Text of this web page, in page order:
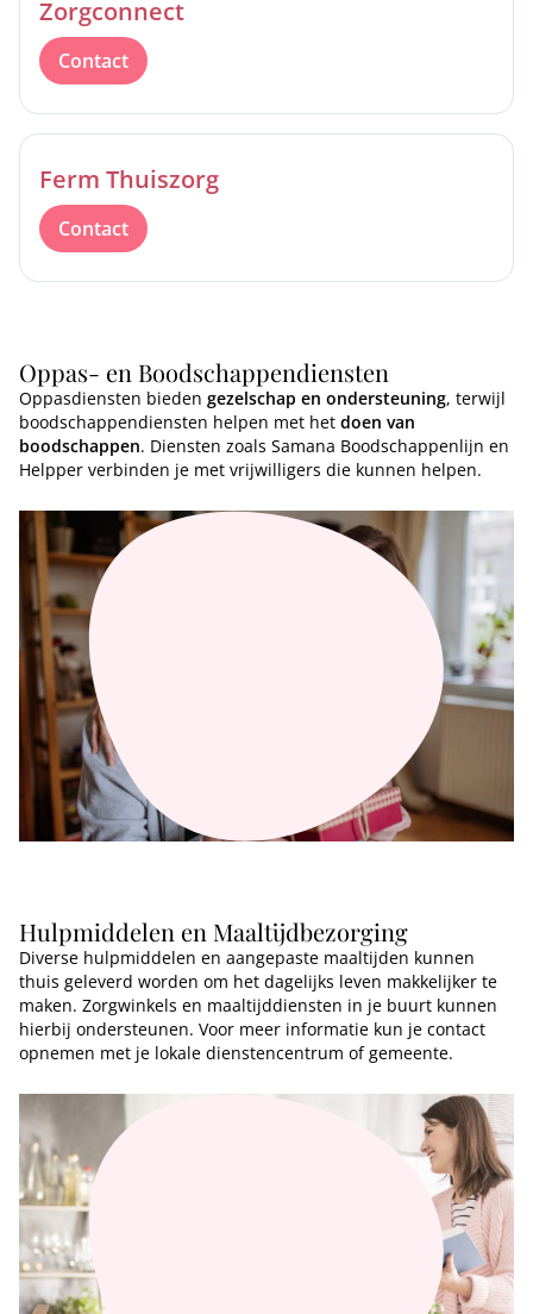
Zorgconnect
Contact
Ferm Thuiszorg
Contact
Oppas- en Boodschappendiensten
Oppasdiensten bieden gezelschap en ondersteuning, terwijl
boodschappendiensten helpen met het doen van
boodschappen. Diensten zoals Samana Boodschappenlijn en
Helpper verbinden je met vrijwilligers die kunnen helpen.
Hulpmiddelen en Maaltijdbezorging
Diverse hulpmiddelen en aangepaste maaltijden kunnen
thuis geleverd worden om het dagelijks leven makkelijker te
maken. Zorgwinkels en maaltijddiensten in je buurt kunnen
hierbij ondersteunen. Voor meer informatie kun je contact
opnemen met je lokale dienstencentrum of gemeente.